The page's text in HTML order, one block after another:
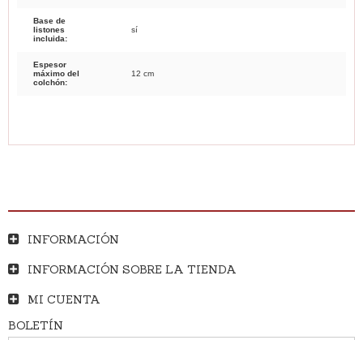
Base de
listones
incluida:
sí
Espesor
máximo del
colchón:
12 cm
INFORMACIÓN
INFORMACIÓN SOBRE LA TIENDA
MI CUENTA
BOLETÍN